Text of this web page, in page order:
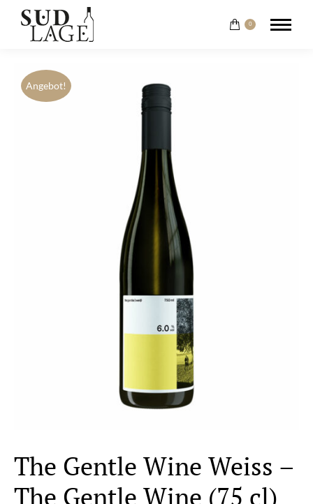
0
Angebot!
The Gentle Wine Weiss –
The Gentle Wine (75 cl)